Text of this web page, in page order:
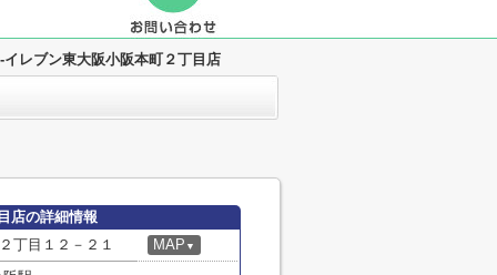
イレブン東大阪小阪本町２丁目店
店の詳細情報
丁目１２－２１ MAP ▼